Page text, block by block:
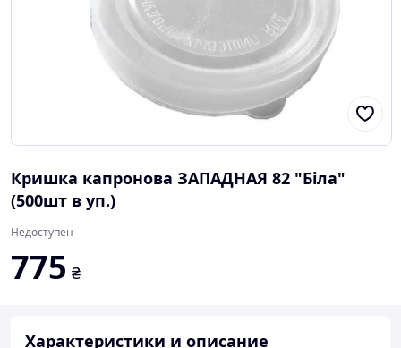
Кришка капронова ЗАПАДНАЯ 82 "Біла"
(500шт в уп.)
Недоступен
775 ₴
Характеристики и описание